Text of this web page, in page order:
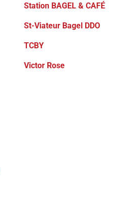
Station BAGEL & CAFÉ
St-Viateur Bagel DDO
TCBY
Victor Rose